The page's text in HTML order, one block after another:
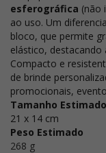
esferográfica (não
ao uso. Um
bloco, que permite
elástico, destacando
Compacto e
de brinde
promocionais,
Tamanho Estimado
21 x 14 cm
Peso Estimado
268 g